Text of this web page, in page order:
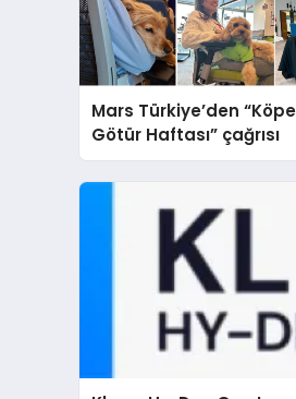
Mars Türkiye’den
Götür Haftası” çağrısı